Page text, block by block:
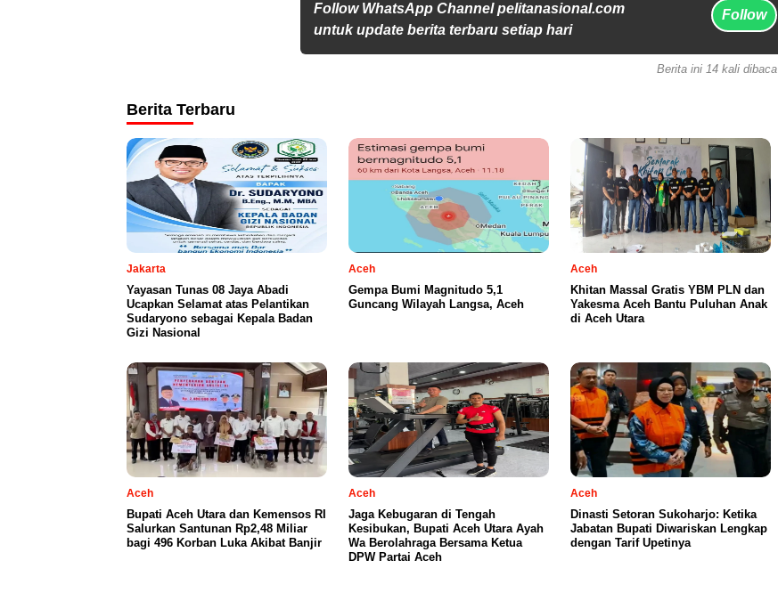
Follow WhatsApp Channel pelitanasional.com
untuk update berita terbaru setiap hari
Follow
Berita ini 14 kali dibaca
Berita Terbaru
Jakarta
Yayasan Tunas 08 Jaya Abadi
Ucapkan Selamat atas Pelantikan
Sudaryono sebagai Kepala Badan
Gizi Nasional
Aceh
Gempa Bumi Magnitudo 5,1
Guncang Wilayah Langsa, Aceh
Aceh
Khitan Massal Gratis YBM PLN dan
Yakesma Aceh Bantu Puluhan Anak
di Aceh Utara
Aceh
Bupati Aceh Utara dan Kemensos RI
Salurkan Santunan Rp2,48 Miliar
bagi 496 Korban Luka Akibat Banjir
Aceh
Jaga Kebugaran di Tengah
Kesibukan, Bupati Aceh Utara Ayah
Wa Berolahraga Bersama Ketua
DPW Partai Aceh
Aceh
Dinasti Setoran Sukoharjo: Ketika
Jabatan Bupati Diwariskan Lengkap
dengan Tarif Upetinya